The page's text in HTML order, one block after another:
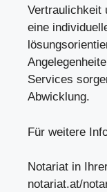
Vertraulichkeit
eine
Services
Abwicklung.
Für weitere
Notariat in
notariat.at/